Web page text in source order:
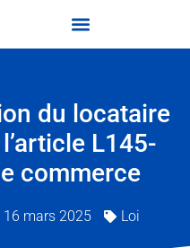
du locataire
L145-
commerce
16 mars 2025 Loi